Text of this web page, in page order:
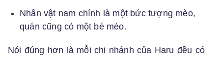
Nhân vật nam chính là một bức tượng mèo,
quán cũng có một bé mèo.
Nói đúng hơn là mỗi chi nhánh của Haru đều có